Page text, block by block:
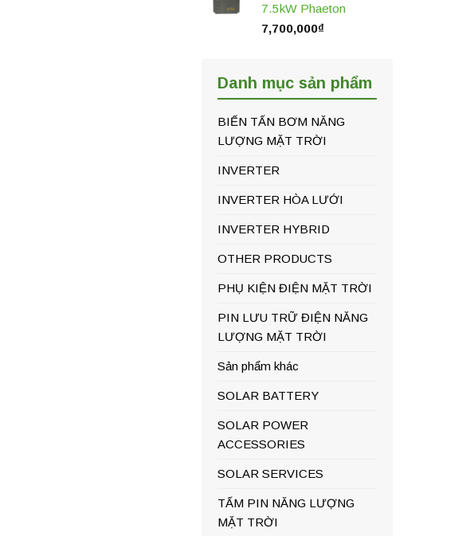
7.5kW Phaeton
7,700,000₫
Danh mục sản phẩm
BIẾN TẤN BƠM NĂNG
LƯỢNG MẶT TRỜI
INVERTER
INVERTER HÒA LƯỚI
INVERTER HYBRID
OTHER PRODUCTS
PHỤ KIỆN ĐIỆN MẶT TRỜI
PIN LƯU TRỮ ĐIỆN NĂNG
LƯỢNG MẶT TRỜI
Sản phẩm khác
SOLAR BATTERY
SOLAR POWER
ACCESSORIES
SOLAR SERVICES
TẤM PIN NĂNG LƯỢNG
MẶT TRỜI